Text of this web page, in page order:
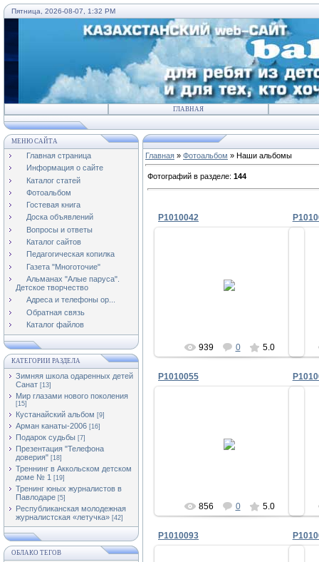
Пятница, 2026-08-07, 1:32 PM
ГЛАВНАЯ
МЕНЮ САЙТА
Главная страница
Информация о сайте
Каталог статей
Фотоальбом
Гостевая книга
Доска объявлений
Вопросы и ответы
Каталог сайтов
Педагогическая копилка
Газета "Многоточие"
Альманах "Алые паруса".
Детское творчество
Адреса и телефоны ор...
Обратная связь
Каталог файлов
КАТЕГОРИИ РАЗДЕЛА
Зимняя школа одаренных детей
Санат [13]
Мир глазами нового поколения
[15]
Кустанайский альбом [9]
Арман канаты-2006 [16]
Подарок судьбы [7]
Презентация "Телефона
доверия" [18]
Треннинг в Аккольском детском
доме № 1 [19]
Тренинг юных журналистов в
Павлодаре [5]
Республиканская молодежная
журналистская «летучка» [42]
ОБЛАКО ТЕГОВ
Главная » Фотоальбом » Наши альбомы
Фотографий в разделе: 144
P1010042
939 0 5.0
P1010055
856 0 5.0
P1010093